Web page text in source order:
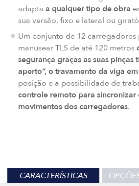
adaptaa qualquer tipo de obra
sua versão, fixo e lateral ou
Um conjunto de 12
manusear TLS de até 120 metros
segurança graças as suas pinças
aperto”, o travamento da viga
posição e a possibilidade de
controle remoto para sincronizar
movimentos dos carregadores.
CARACTERÍSTICAS